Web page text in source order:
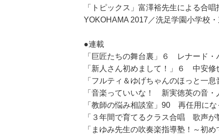
「トピックス」富澤裕先生による
YOKOHAMA 2017／洗足学園小学校
●連載
「巨匠たちの舞台裏」６ レナード
「新人さん初めまして！」６ 中安修
「フルティ＆ゆげちゃんのほっと
「音楽っていいな！ 新実徳英の音
「教師の悩み相談室」90 再任用に
「３年間で育てるクラス合唱 歌声
「まゆみ先生の吹奏楽指導塾！～初